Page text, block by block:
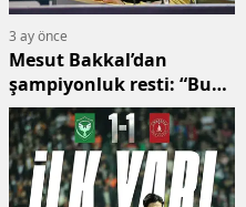
3 ay önce
Mesut Bakkal’dan
şampiyonluk resti: “Bu
takım kupayı alacak!”